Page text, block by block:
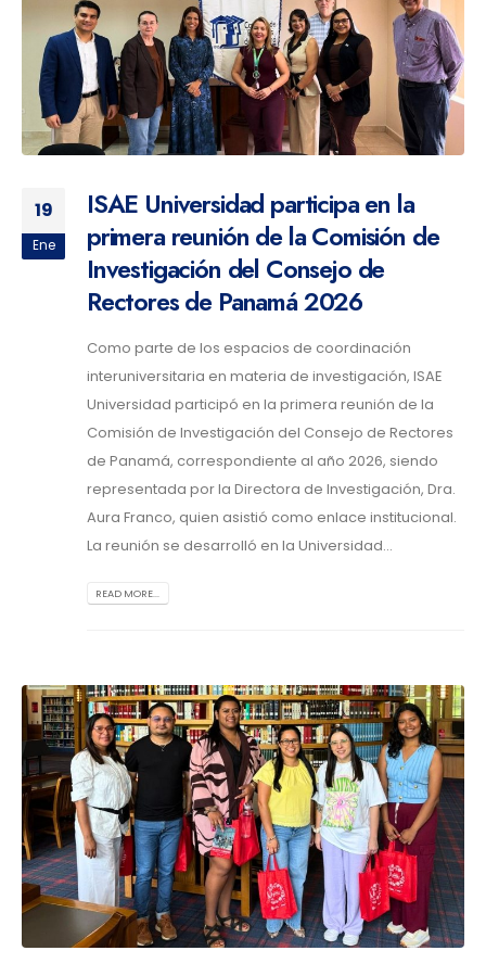
19
Ene
ISAE Universidad participa en la
primera reunión de la Comisión de
Investigación del Consejo de
Rectores de Panamá 2026
Como parte de los espacios de coordinación
interuniversitaria en materia de investigación, ISAE
Universidad participó en la primera reunión de la
Comisión de Investigación del Consejo de Rectores
de Panamá, correspondiente al año 2026, siendo
representada por la Directora de Investigación, Dra.
Aura Franco, quien asistió como enlace institucional.
La reunión se desarrolló en la Universidad...
READ MORE...